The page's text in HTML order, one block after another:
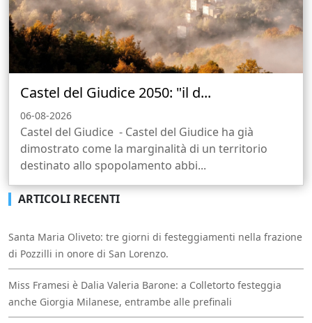
Castel del Giudice 2050: "il d...
06-08-2026
Castel del Giudice - Castel del Giudice ha già
dimostrato come la marginalità di un territorio
destinato allo spopolamento abbi...
ARTICOLI RECENTI
Santa Maria Oliveto: tre giorni di festeggiamenti nella frazione
di Pozzilli in onore di San Lorenzo.
Miss Framesi è Dalia Valeria Barone: a Colletorto festeggia
anche Giorgia Milanese, entrambe alle prefinali